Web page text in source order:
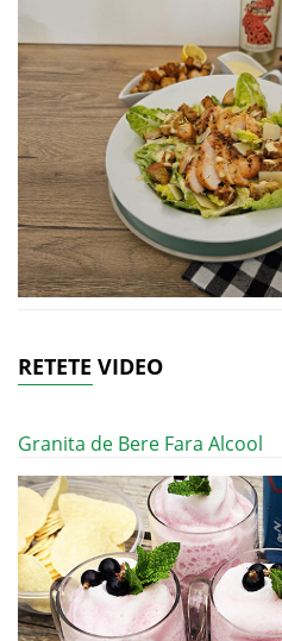
RETETE VIDEO
Granita de Bere Fara Alcool